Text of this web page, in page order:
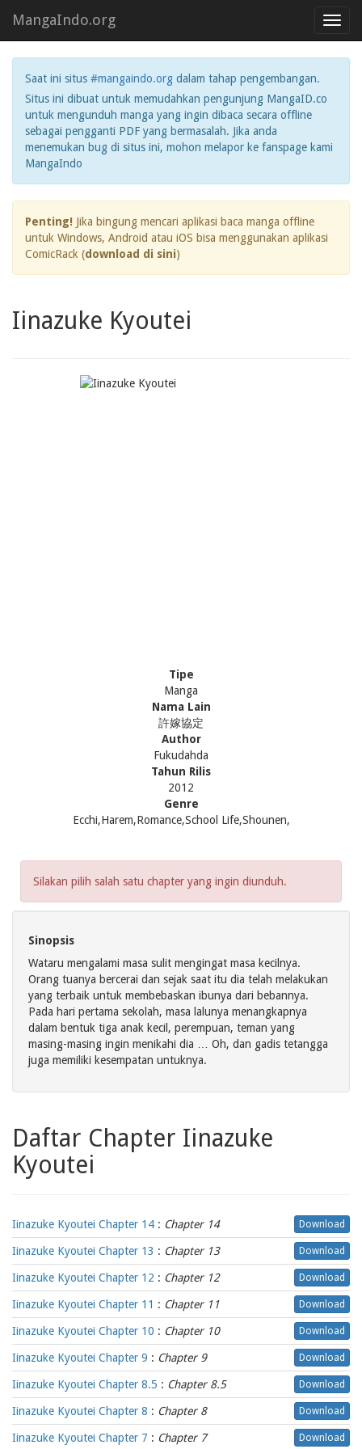
MangaIndo.org
Saat ini situs #mangaindo.org dalam tahap pengembangan.
Situs ini dibuat untuk memudahkan pengunjung MangaID.co
untuk mengunduh manga yang ingin dibaca secara offline
sebagai pengganti PDF yang bermasalah. Jika anda
menemukan bug di situs ini, mohon melapor ke fanspage kami
MangaIndo
Penting! Jika bingung mencari aplikasi baca manga offline
untuk Windows, Android atau iOS bisa menggunakan aplikasi
ComicRack (download di sini)
Iinazuke Kyoutei
Tipe
Manga
Nama Lain
許嫁協定
Author
Fukudahda
Tahun Rilis
2012
Genre
Ecchi,Harem,Romance,School Life,Shounen,
Silakan pilih salah satu chapter yang ingin diunduh.
Sinopsis
Wataru mengalami masa sulit mengingat masa kecilnya.
Orang tuanya bercerai dan sejak saat itu dia telah melakukan
yang terbaik untuk membebaskan ibunya dari bebannya.
Pada hari pertama sekolah, masa lalunya menangkapnya
dalam bentuk tiga anak kecil, perempuan, teman yang
masing-masing ingin menikahi dia … Oh, dan gadis tetangga
juga memiliki kesempatan untuknya.
Daftar Chapter Iinazuke
Kyoutei
Iinazuke Kyoutei Chapter 14 : Chapter 14 Download
Iinazuke Kyoutei Chapter 13 : Chapter 13 Download
Iinazuke Kyoutei Chapter 12 : Chapter 12 Download
Iinazuke Kyoutei Chapter 11 : Chapter 11 Download
Iinazuke Kyoutei Chapter 10 : Chapter 10 Download
Iinazuke Kyoutei Chapter 9 : Chapter 9 Download
Iinazuke Kyoutei Chapter 8.5 : Chapter 8.5 Download
Iinazuke Kyoutei Chapter 8 : Chapter 8 Download
Iinazuke Kyoutei Chapter 7 : Chapter 7 Download